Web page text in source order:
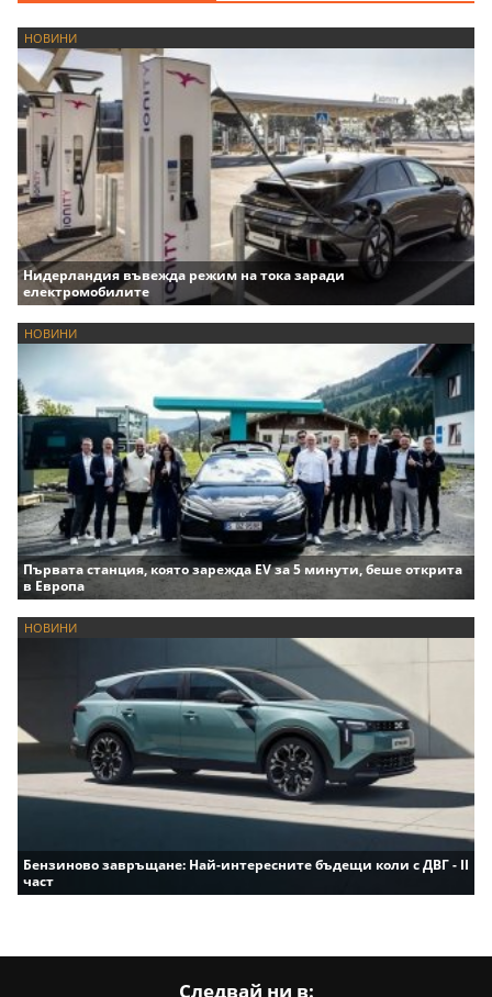
НОВИНИ
Нидерландия въвежда режим на тока заради
електромобилите
НОВИНИ
Първата станция, която зарежда EV за 5 минути, беше открита
в Европа
НОВИНИ
Бензиново завръщане: Най-интересните бъдещи коли с ДВГ - II
част
Следвай ни в: